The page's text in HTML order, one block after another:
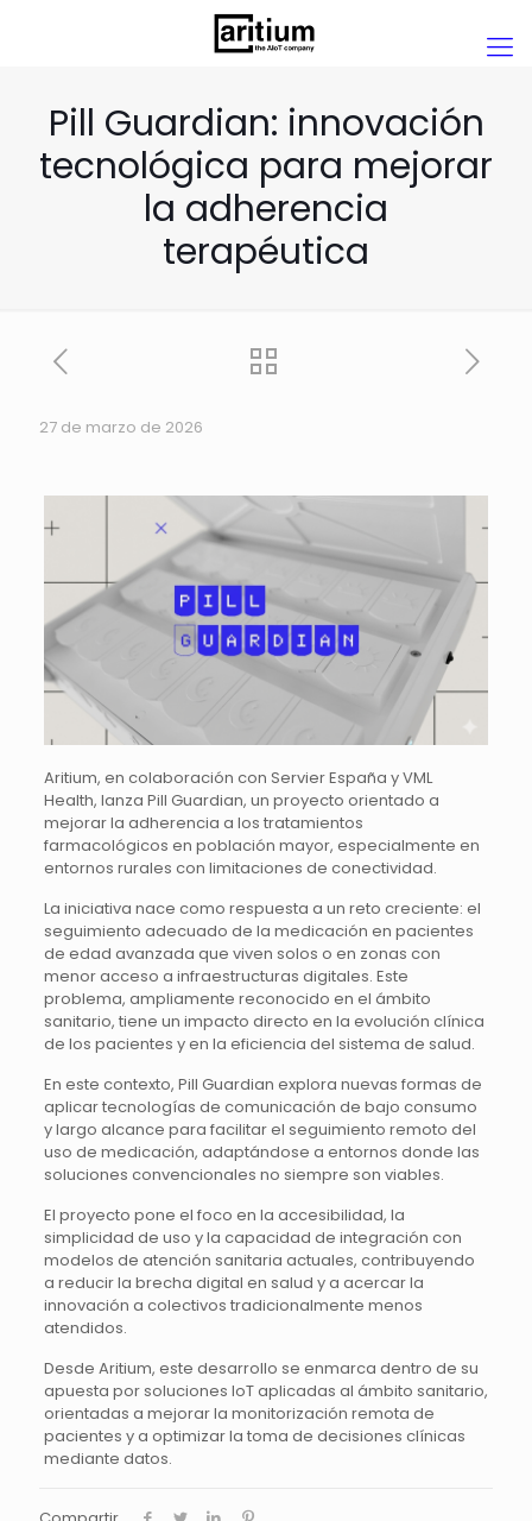
Pill Guardian: innovación
tecnológica para mejorar
la adherencia
terapéutica
27 de marzo de 2026
Aritium, en colaboración con Servier España y VML
Health, lanza Pill Guardian, un proyecto orientado a
mejorar la adherencia a los tratamientos
farmacológicos en población mayor, especialmente en
entornos rurales con limitaciones de conectividad.
La iniciativa nace como respuesta a un reto creciente: el
seguimiento adecuado de la medicación en pacientes
de edad avanzada que viven solos o en zonas con
menor acceso a infraestructuras digitales. Este
problema, ampliamente reconocido en el ámbito
sanitario, tiene un impacto directo en la evolución clínica
de los pacientes y en la eficiencia del sistema de salud.
En este contexto, Pill Guardian explora nuevas formas de
aplicar tecnologías de comunicación de bajo consumo
y largo alcance para facilitar el seguimiento remoto del
uso de medicación, adaptándose a entornos donde las
soluciones convencionales no siempre son viables.
El proyecto pone el foco en la accesibilidad, la
simplicidad de uso y la capacidad de integración con
modelos de atención sanitaria actuales, contribuyendo
a reducir la brecha digital en salud y a acercar la
innovación a colectivos tradicionalmente menos
atendidos.
Desde Aritium, este desarrollo se enmarca dentro de su
apuesta por soluciones IoT aplicadas al ámbito sanitario,
orientadas a mejorar la monitorización remota de
pacientes y a optimizar la toma de decisiones clínicas
mediante datos.